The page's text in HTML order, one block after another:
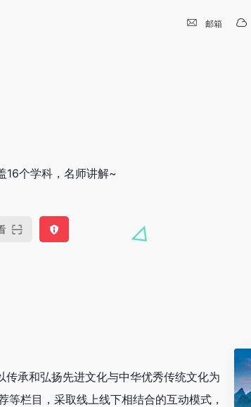
邮箱
16个学科，名师讲解~
传承和弘扬先进文化与中华优秀传统文化为
栏目，采取线上线下相结合的互动模式，